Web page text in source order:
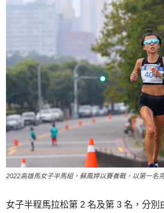
2022高雄馬女子半馬組，蘇鳳婷以賽養戰，以第一名
女子半程馬拉松第 2 名及第 3 名，分別